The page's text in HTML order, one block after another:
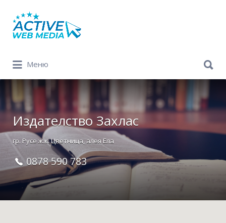
Search
for:
Меню
for:
Издателство Захлас
гр. Русе ж.к. Цветница, алея Ела
0878 590 783